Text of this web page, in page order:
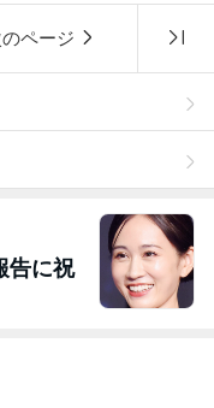
ページ
告に祝